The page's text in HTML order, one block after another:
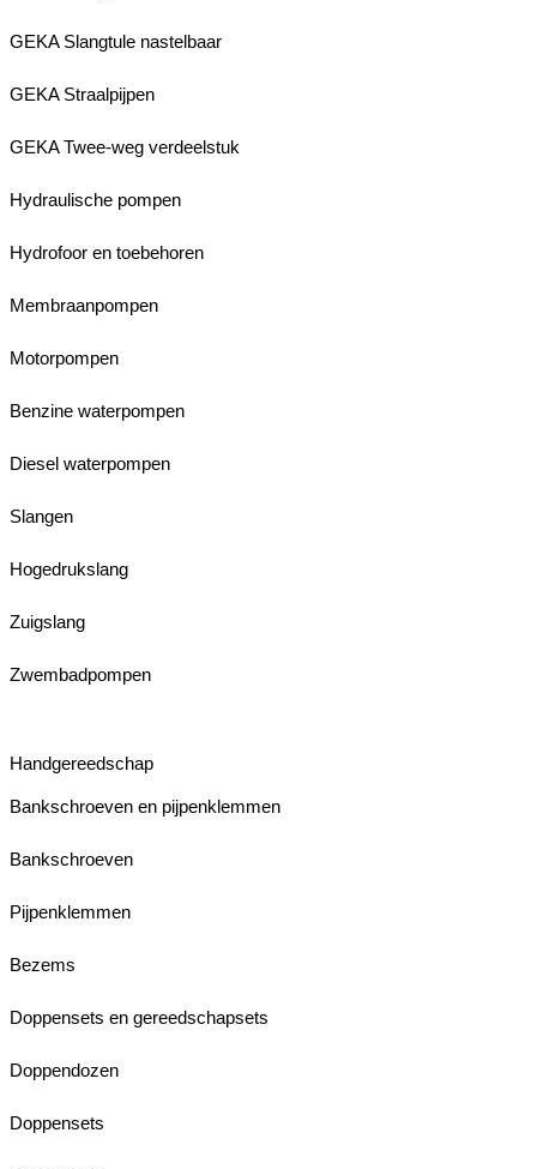
GEKA Slangtule nastelbaar
GEKA Straalpijpen
GEKA Twee-weg verdeelstuk
Hydraulische pompen
Hydrofoor en toebehoren
Membraanpompen
Motorpompen
Benzine waterpompen
Diesel waterpompen
Slangen
Hogedrukslang
Zuigslang
Zwembadpompen
Handgereedschap
Bankschroeven en pijpenklemmen
Bankschroeven
Pijpenklemmen
Bezems
Doppensets en gereedschapsets
Doppendozen
Doppensets